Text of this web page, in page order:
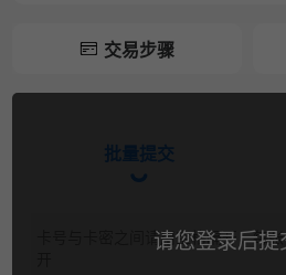
交易步骤
请您登录后提
批量提交
卡号与卡密之间请用空格隔开，每